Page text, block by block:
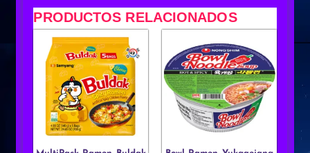
PRODUCTOS RELACIONADOS